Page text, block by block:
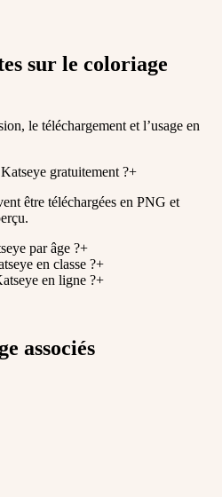
sur le coloriage
le téléchargement et l’usage en
gratuitement ?+
être téléchargées en PNG et
par âge ?+
en classe ?+
en ligne ?+
associés